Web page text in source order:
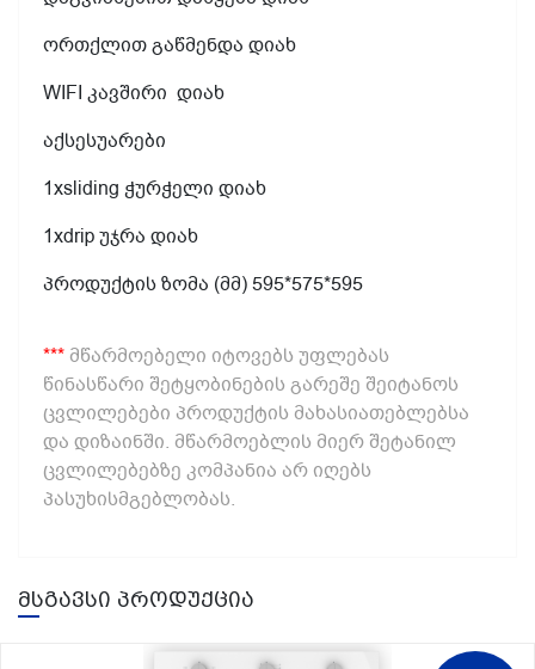
ორთქლით გაწმენდა დიახ
WIFI კავშირი დიახ
აქსესუარები
1xsliding ჭურჭელი დიახ
1xdrip უჯრა დიახ
პროდუქტის ზომა (მმ) 595*575*595
*** მწარმოებელი იტოვებს უფლებას
წინასწარი შეტყობინების გარეშე შეიტანოს
ცვლილებები პროდუქტის მახასიათებლებსა
და დიზაინში. მწარმოებლის მიერ შეტანილ
ცვლილებებზე კომპანია არ იღებს
პასუხისმგებლობას.
მსგავსი პროდუქცია